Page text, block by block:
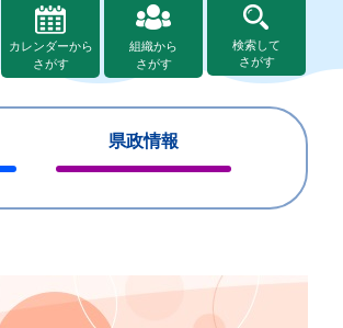
カレンダーから
さがす
組織から
さがす
検索して
さがす
県政情報
じ